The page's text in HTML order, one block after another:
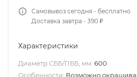
Самовывоз сегодня - бесплатно
Доставка завтра - 390 ₽
Характеристики
Диаметр СББ/ПББ, мм: 600
Особенности: Возможно